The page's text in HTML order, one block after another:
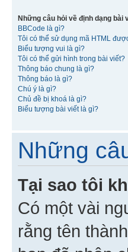
Những câu hỏi về định dạng bài
BBCode là gì?
Tôi có thể sử dụng mã HTML
Biểu tượng vui là gì?
Tôi có thể gửi hình trong bài viết?
Thông báo chung là gì?
Thông báo là gì?
Chú ý là gì?
Chủ đề bị khoá là gì?
Biểu tượng bài viết là gì?
Những
Tại sao tôi
Có một vài
rằng tên